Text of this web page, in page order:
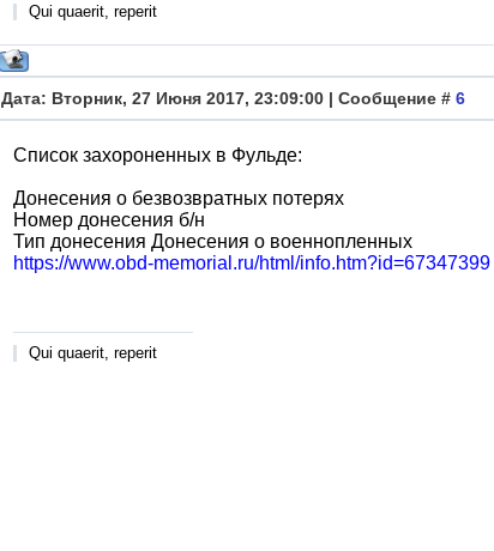
Qui quaerit, reperit
Дата: Вторник, 27 Июня 2017, 23:09:00 | Сообщение # 6
Список захороненных в Фульде:
Донесения о безвозвратных потерях
Номер донесения б/н
Тип донесения Донесения о военнопленных
https://www.obd-memorial.ru/html/info.htm?id=67347399
Qui quaerit, reperit